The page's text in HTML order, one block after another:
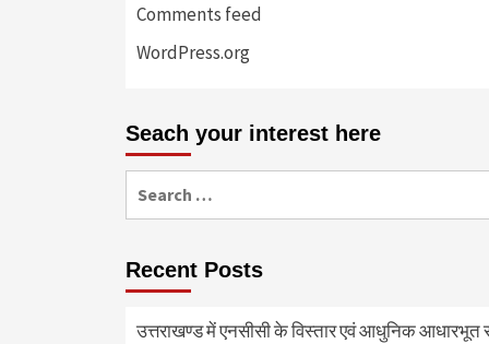
Comments feed
WordPress.org
Seach your interest here
for:
Recent Posts
उत्तराखण्ड में एनसीसी के विस्तार एवं आधुनिक आधारभूत